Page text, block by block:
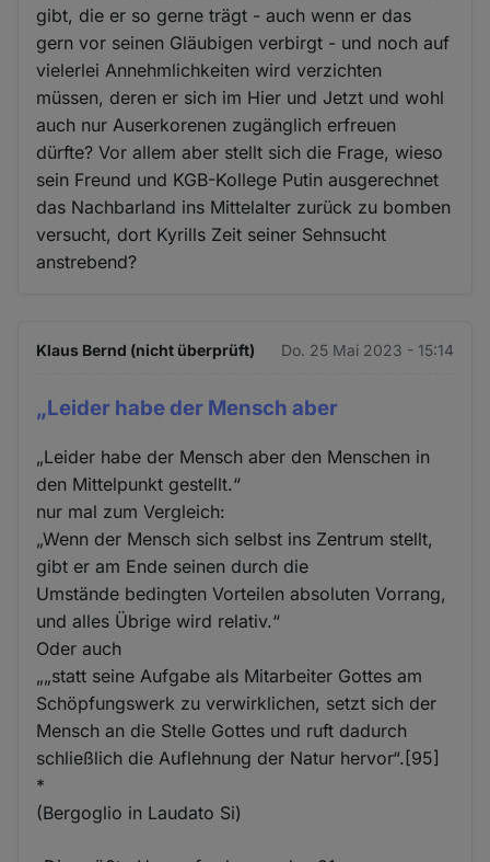
gibt, die er so gerne trägt - auch wenn er das
gern vor seinen Gläubigen verbirgt - und noch auf
vielerlei Annehmlichkeiten wird verzichten
müssen, deren er sich im Hier und Jetzt und wohl
auch nur Auserkorenen zugänglich erfreuen
dürfte? Vor allem aber stellt sich die Frage, wieso
sein Freund und KGB-Kollege Putin ausgerechnet
das Nachbarland ins Mittelalter zurück zu bomben
versucht, dort Kyrills Zeit seiner Sehnsucht
anstrebend?
Klaus Bernd (nicht überprüft) Do. 25 Mai 2023 - 15:14
„Leider habe der Mensch aber
„Leider habe der Mensch aber den Menschen in
den Mittelpunkt gestellt.“
nur mal zum Vergleich:
„Wenn der Mensch sich selbst ins Zentrum stellt,
gibt er am Ende seinen durch die
Umstände bedingten Vorteilen absoluten Vorrang,
und alles Übrige wird relativ.“
Oder auch
„„statt seine Aufgabe als Mitarbeiter Gottes am
Schöpfungswerk zu verwirklichen, setzt sich der
Mensch an die Stelle Gottes und ruft dadurch
schließlich die Auflehnung der Natur hervor“.[95]
*
(Bergoglio in Laudato Si)